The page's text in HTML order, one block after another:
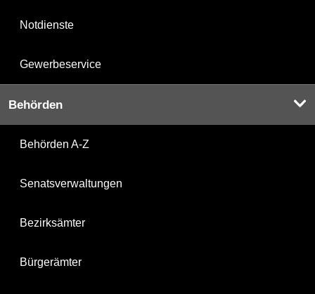
Notdienste
Gewerbeservice
Behörden
Behörden A-Z
Senatsverwaltungen
Bezirksämter
Bürgerämter